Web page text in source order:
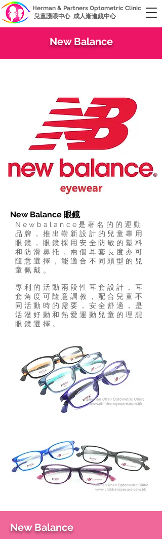
Herman & Partners Optometric Clinic
兒童護眼中心 成人漸進鏡中心
New Balance
New Balance 眼鏡
Newbalance是著名的的運動
品牌，推出嶄新設計的兒童專用
眼鏡，眼鏡採用安全防敏的塑料
和防滑鼻托，兩個耳套長度亦可
隨意選擇，能適合不同頭型的兒
童佩戴。
專利的活動兩段性耳套設計，耳
套角度可隨意調教，配合兒童不
同活動時的需要，安全舒適，是
活潑好動和熱愛運動兒童的理想
眼鏡選擇。
New Balance